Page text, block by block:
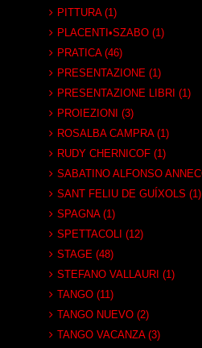
PITTURA (1)
PLACENTI•SZABO (1)
PRATICA (46)
PRESENTAZIONE (1)
PRESENTAZIONE LIBRI (1)
PROIEZIONI (3)
ROSALBA CAMPRA (1)
RUDY CHERNICOF (1)
SABATINO ALFONSO
SANT FELIU DE GUÍXOLS (1)
SPAGNA (1)
SPETTACOLI (12)
STAGE (48)
STEFANO VALLAURI (1)
TANGO (11)
TANGO NUEVO (2)
TANGO VACANZA (3)